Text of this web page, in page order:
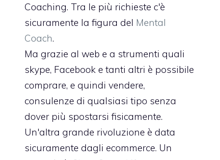
Coaching. Tra le più richieste c'è
sicuramente la figura del Mental
Coach.
Ma grazie al web e a strumenti quali
skype, Facebook e tanti altri è possibile
comprare, e quindi vendere,
consulenze di qualsiasi tipo senza
dover più spostarsi fisicamente.
Un'altra grande rivoluzione è data
sicuramente dagli ecommerce. Un